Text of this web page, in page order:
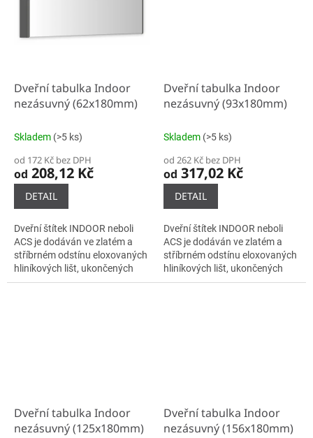
Dveřní tabulka Indoor
nezásuvný (62x180mm)
Skladem (>5 ks)
od 172 Kč bez DPH
od 208,12 Kč
DETAIL
Dveřní štítek INDOOR neboli
ACS je dodáván ve zlatém a
stříbrném odstínu eloxovaných
hliníkových lišt, ukončených
plastovými bočnicemi černé
Dveřní tabulka Indoor
nezásuvný (93x180mm)
Skladem (>5 ks)
od 262 Kč bez DPH
od 317,02 Kč
DETAIL
Dveřní štítek INDOOR neboli
ACS je dodáván ve zlatém a
stříbrném odstínu eloxovaných
hliníkových lišt, ukončených
plastovými bočnicemi černé
Dveřní tabulka Indoor
nezásuvný (125x180mm)
Dveřní tabulka Indoor
nezásuvný (156x180mm)